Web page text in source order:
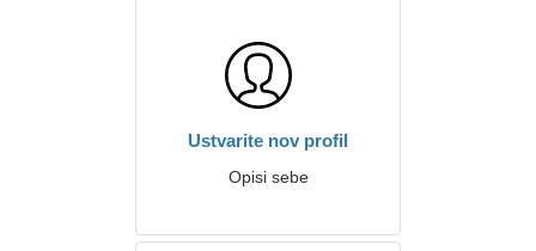
Ustvarite nov profil
Opisi sebe